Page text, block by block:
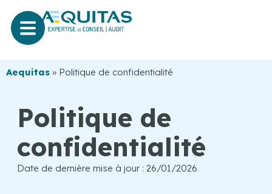
Aequitas » Politique de confidentialité
Politique de
confidentialité
Date de dernière mise à jour : 26/01/2026